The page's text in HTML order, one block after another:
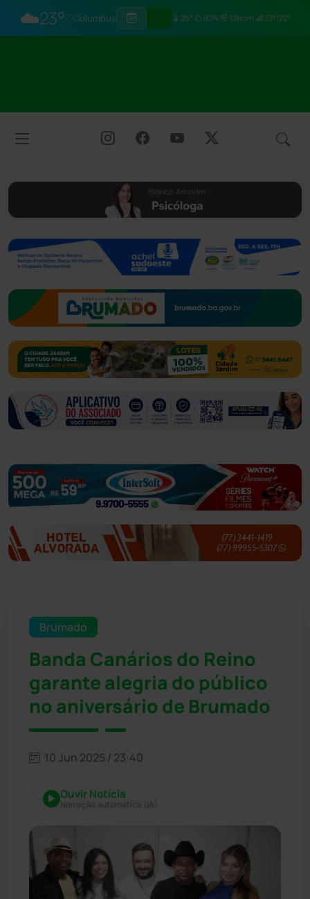
☁️23° Columbus 26° 92% 10km/h 33°/22°
Brumado
Banda Canários do Reino
garante alegria do público
no aniversário de Brumado
10 Jun 2025 / 23:40
Ouvir Notícia
Narração automática (IA)